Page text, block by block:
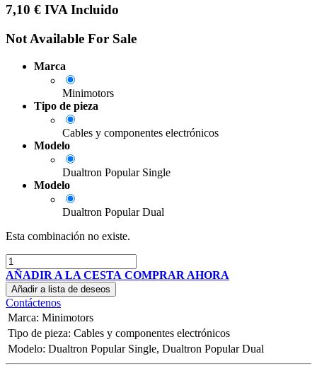
7,10 € IVA Incluido
Not Available For Sale
Marca
Minimotors
Tipo de pieza
Cables y componentes electrónicos
Modelo
Dualtron Popular Single
Modelo
Dualtron Popular Dual
Esta combinación no existe.
AÑADIR A LA CESTA COMPRAR AHORA
Añadir a lista de deseos
Contáctenos
Marca: Minimotors
Tipo de pieza: Cables y componentes electrónicos
Modelo: Dualtron Popular Single, Dualtron Popular Dual